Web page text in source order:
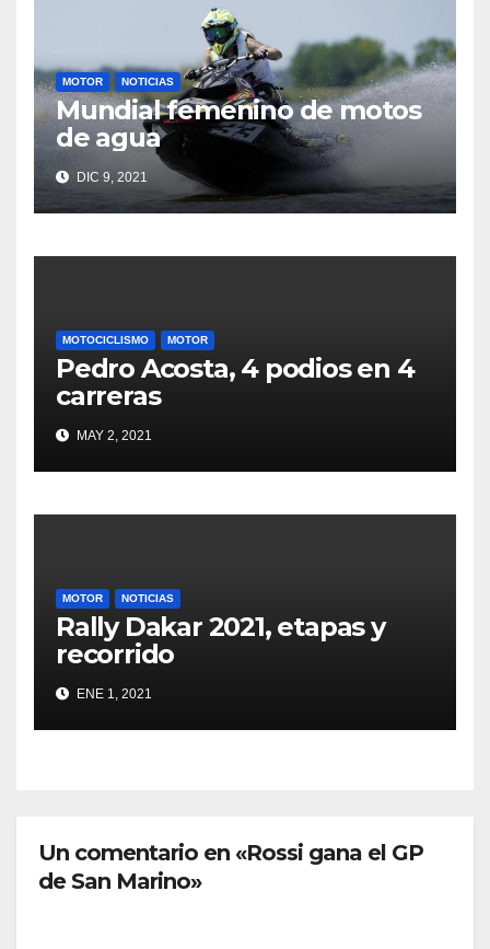
MOTOR NOTICIAS
Mundial femenino de motos
de agua
DIC 9, 2021
MOTOCICLISMO MOTOR
Pedro Acosta, 4 podios en 4
carreras
MAY 2, 2021
MOTOR NOTICIAS
Rally Dakar 2021, etapas y
recorrido
ENE 1, 2021
Un comentario en «Rossi gana el GP
de San Marino»